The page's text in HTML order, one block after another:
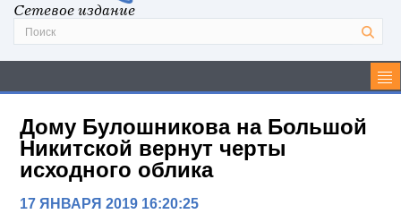
Сетевое издание
Дому Булошникова на Большой
Никитской вернут черты
исходного облика
17 ЯНВАРЯ 2019 16:20:25